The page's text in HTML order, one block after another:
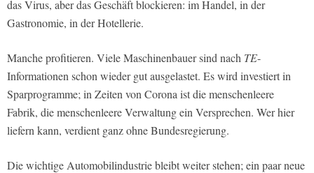
das Virus, aber das Geschäft blockieren: im Handel, in der
Gastronomie, in der Hotellerie.
Manche profitieren. Viele Maschinenbauer sind nach TE-
Informationen schon wieder gut ausgelastet. Es wird investiert in
Sparprogramme; in Zeiten von Corona ist die menschenleere
Fabrik, die menschenleere Verwaltung ein Versprechen. Wer hier
liefern kann, verdient ganz ohne Bundesregierung.
Die wichtige Automobilindustrie bleibt weiter stehen; ein paar neue